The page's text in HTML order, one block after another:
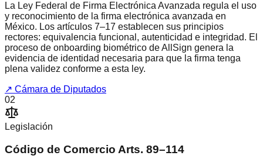
La Ley Federal de Firma Electrónica Avanzada regula el uso
y reconocimiento de la firma electrónica avanzada en
México. Los artículos 7–17 establecen sus principios
rectores: equivalencia funcional, autenticidad e integridad. El
proceso de onboarding biométrico de AllSign genera la
evidencia de identidad necesaria para que la firma tenga
plena validez conforme a esta ley.
↗ Cámara de Diputados
02
Legislación
Código de Comercio Arts. 89–114